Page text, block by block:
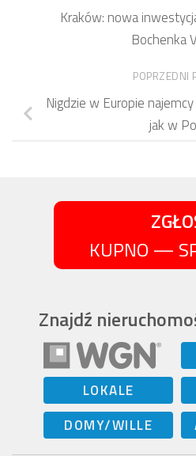
Kraków: nowa
Bochenka
POPRZEDNI
Nigdzie w Europie
jak w
KUPNO —
Znajdź
LOKALE
DOMY/WILLE